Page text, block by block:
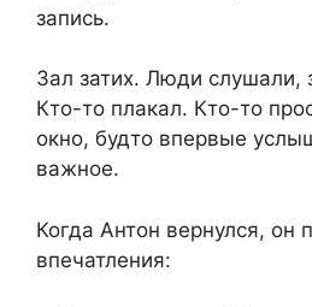
запись.
Зал затих. Люди слушали,
Кто-то плакал. Кто-то
окно, будто впервые
важное.
Когда Антон вернулся, он
впечатления: